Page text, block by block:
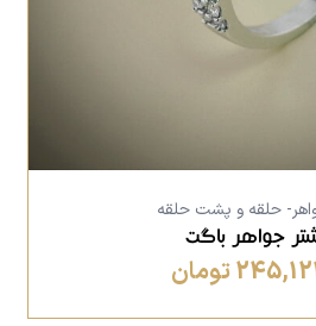
حلقه و پشت حلقه
جواهر باگت
تومان